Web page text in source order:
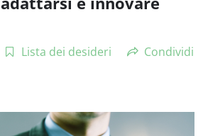
Lista dei desideri Condividi